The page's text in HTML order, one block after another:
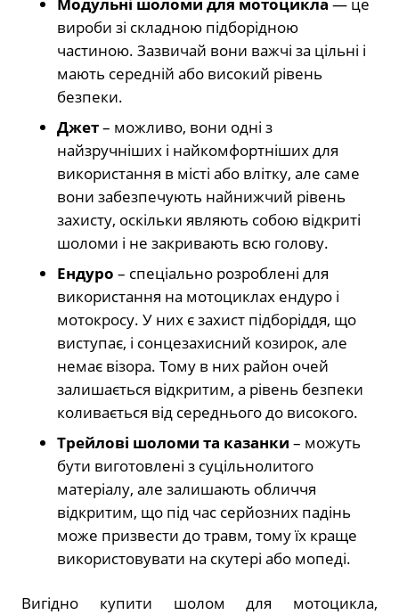
Модульні шоломи для мотоцикла — це
вироби зі складною підборідною
частиною. Зазвичай вони важчі за цільні і
мають середній або високий рівень
безпеки.
Джет– можливо, вони одні з
найзручніших і найкомфортніших для
використання в місті або влітку, але саме
вони забезпечують найнижчий рівень
захисту, оскільки являють собою відкриті
шоломи і не закривають всю голову.
Ендуро – спеціально розроблені для
використання на мотоциклах ендуро і
мотокросу. У них є захист підборіддя, що
виступає, і сонцезахисний козирок, але
немає візора. Тому в них район очей
залишається відкритим, а рівень безпеки
коливається від середнього до високого.
Трейлові шоломи та казанки – можуть
бути виготовлені з суцільнолитого
матеріалу, але залишають обличчя
відкритим, що під час серйозних падінь
може призвести до травм, тому їх краще
використовувати на скутері або мопеді.
Вигідно купити шолом для мотоцикла,